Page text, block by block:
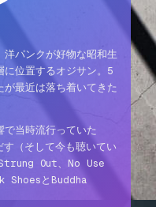
パンクが好物な昭和生
に位置するオジサン。5
最近は落ち着いてきた
で当時流行っていた
（そして今も聴いてい
Out、No Use
ShoesとBuddha